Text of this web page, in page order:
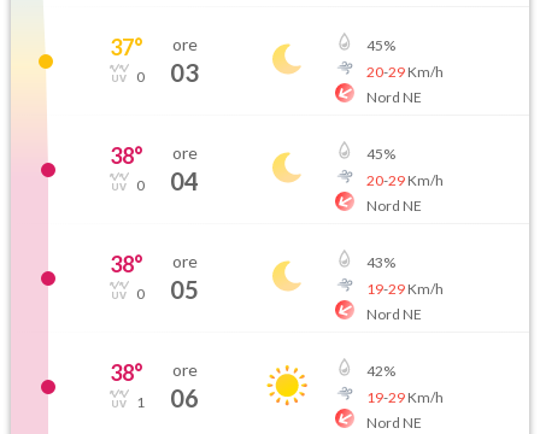
37°
0
ore
03
45%
20-29Km/h
Nord NE
38°
0
ore
04
45%
20-29Km/h
Nord NE
38°
0
ore
05
43%
19-29Km/h
Nord NE
38°
1
ore
06
42%
19-29Km/h
Nord NE